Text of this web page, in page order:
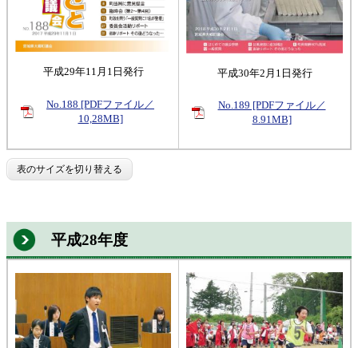
平成29年11月1日発行
No.188 [PDFファイル／
10,28MB]
平成30年2月1日発行
No.189 [PDFファイル／
8.91MB]
表のサイズを切り替える
平成28年度